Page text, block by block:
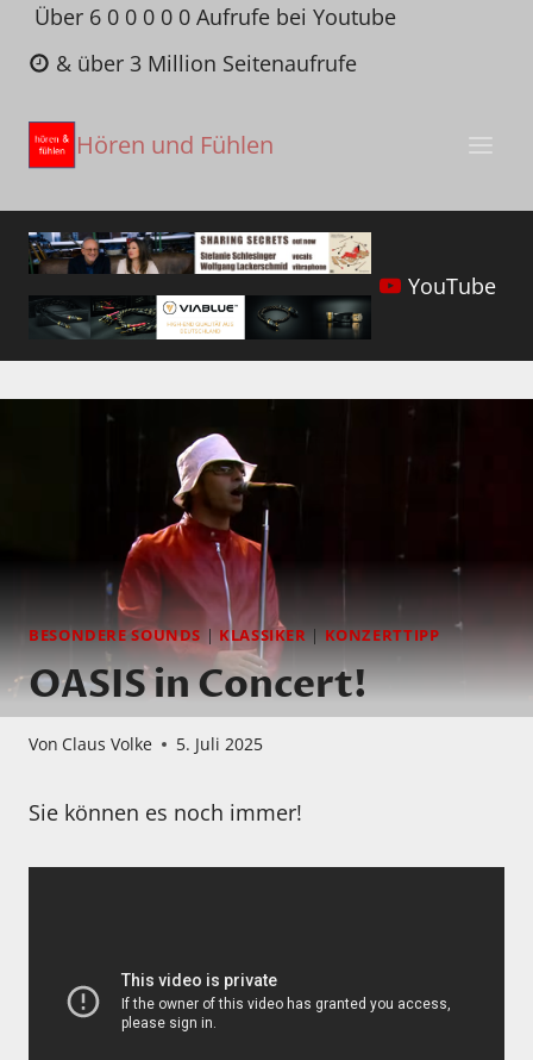
Zum
Inhalt
springen
Über 6 0 0 0 0 0 Aufrufe bei Youtube
& über 3 Million Seitenaufrufe
Hören und Fühlen
YouTube
BESONDERE SOUNDS | KLASSIKER | KONZERTTIPP
OASIS in Concert!
Von Claus Volke 5. Juli 2025
Sie können es noch immer!